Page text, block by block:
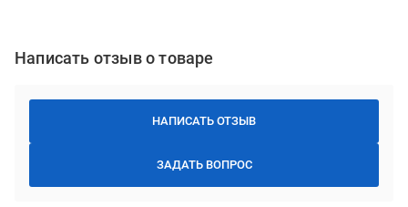
Написать отзыв о товаре
НАПИСАТЬ ОТЗЫВ
ЗАДАТЬ ВОПРОС